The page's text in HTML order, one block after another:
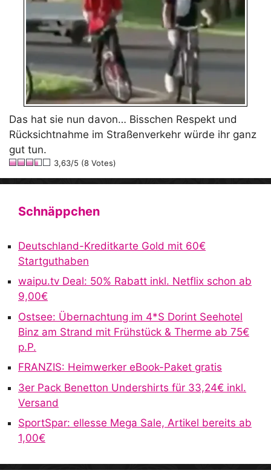
Das hat sie nun davon… Bisschen Respekt und
Rücksichtnahme im Straßenverkehr würde ihr ganz
gut tun.
3,63/5 (8 Votes)
Schnäppchen
Deutschland-Kreditkarte Gold mit 60€
Startguthaben
waipu.tv Deal: 50% Rabatt inkl. Netflix schon ab
9,00€
Ostsee: Übernachtung im 4*S Dorint Seehotel
Binz am Strand mit Frühstück & Therme ab 75€
p.P.
FRANZIS: Heimwerker eBook-Paket gratis
3er Pack Benetton Undershirts für 33,24€ inkl.
Versand
SportSpar: ellesse Mega Sale, Artikel bereits ab
1,00€